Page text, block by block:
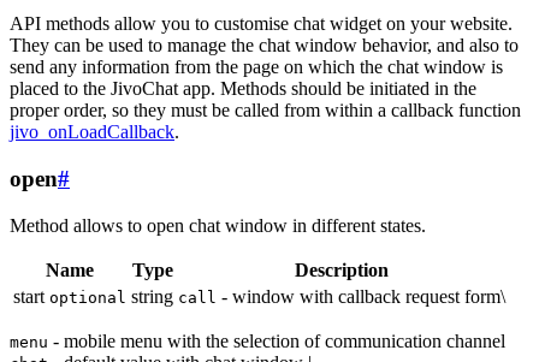
API methods allow you to customise chat widget on your website.
They can be used to manage the chat window behavior, and also to
send any information from the page on which the chat window is
placed to the JivoChat app. Methods should be initiated in the
proper order, so they must be called from within a callback function
jivo_onLoadCallback.
open#
Method allows to open chat window in different states.
Name Type
Description
start optional string call - window with callback request form\
menu - mobile menu with the selection of communication channel